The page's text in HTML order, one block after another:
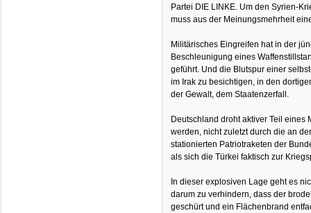
Partei DIE LINKE. Um den Syrien-
muss aus der Meinungsmehrheit
Militärisches Eingreifen hat in der
Beschleunigung eines
geführt. Und die Blutspur einer
im Irak zu besichtigen, in den
der Gewalt, dem Staatenzerfall.
Deutschland droht aktiver Teil eines
werden, nicht zuletzt durch die an
stationierten Patriotraketen der
als sich die Türkei faktisch zur
In dieser explosiven Lage geht es
darum zu verhindern, dass der
geschürt und ein Flächenbrand